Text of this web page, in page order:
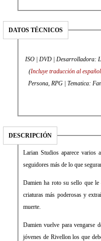
DATOS TÉCNICOS
ISO | DVD | Desarrolladora:
(Incluye traducción al español
Persona, RPG | Tematica:
DESCRIPCIÓN
Larian Studios aparece varios
seguidores más de lo que
Damien ha roto su sello que le
criaturas más poderosas y
muerte.
Damien vuelve para vengarse
jóvenes de Rivellon los que